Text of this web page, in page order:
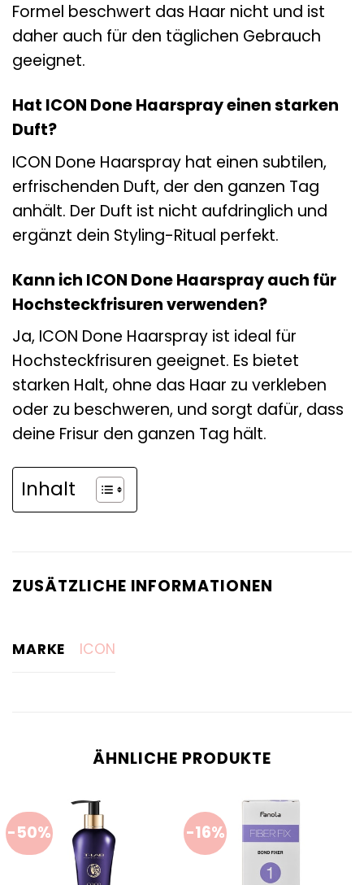
Formel beschwert das Haar nicht und ist
daher auch für den täglichen Gebrauch
geeignet.
Hat ICON Done Haarspray einen starken
Duft?
ICON Done Haarspray hat einen subtilen,
erfrischenden Duft, der den ganzen Tag
anhält. Der Duft ist nicht aufdringlich und
ergänzt dein Styling-Ritual perfekt.
Kann ich ICON Done Haarspray auch für
Hochsteckfrisuren verwenden?
Ja, ICON Done Haarspray ist ideal für
Hochsteckfrisuren geeignet. Es bietet
starken Halt, ohne das Haar zu verkleben
oder zu beschweren, und sorgt dafür, dass
deine Frisur den ganzen Tag hält.
Inhalt
ZUSÄTZLICHE INFORMATIONEN
MARKE ICON
ÄHNLICHE PRODUKTE
-50% -16%